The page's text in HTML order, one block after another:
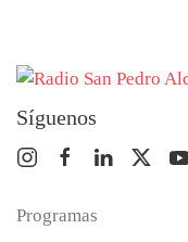
Síguenos
Programas